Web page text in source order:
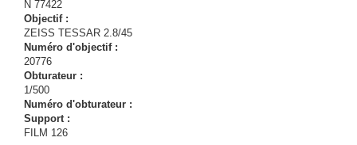
N 77422
Objectif :
ZEISS TESSAR 2.8/45
Numéro d'objectif :
20776
Obturateur :
1/500
Numéro d'obturateur :
Support :
FILM 126